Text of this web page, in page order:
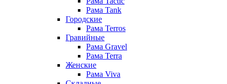
Рама Tank
Городские
Рама Terros
Гравийные
Рама Gravel
Рама Terra
Женские
Рама Viva